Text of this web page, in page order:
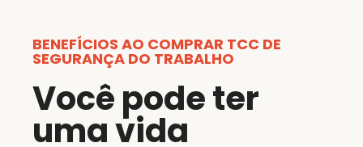
BENEFÍCIOS AO COMPRAR TCC DE
SEGURANÇA DO TRABALHO
Você pode ter
uma vida